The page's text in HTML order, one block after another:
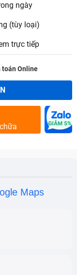
ngày
(tùy loại)
trực tiếp
toán Online
Maps